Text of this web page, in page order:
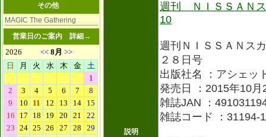
その他
MAGIC The Gathering
営業日のご案内 詳細→
説明
週刊 ＮＩＳＳＡＮ
10
週刊ＮＩＳＳＡＮス
２８日号
出版社名 ：アシェッ
発売日 ：2015年10月
雑誌JAN ：
雑誌コード ：31194-